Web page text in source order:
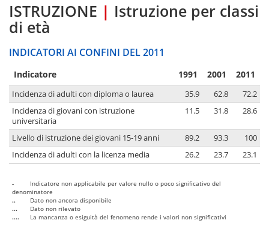
ISTRUZIONE | Istruzione per classi
di età
INDICATORI AI CONFINI DEL 2011
Indicatore 1991 2001 2011
Incidenza di adulti con diploma o laurea 35.9 62.8
72.2
Incidenza di giovani con istruzione
universitaria
11.5 31.8 28.6
Livello di istruzione dei giovani 15-19 anni 89.2 93.3
100
Incidenza di adulti con la licenza media
26.2 23.7 23.1
-
Indicatore non applicabile per valore nullo o poco significativo del
denominatore
..
Dato non ancora disponibile
...
Dato non rilevato
....
La mancanza o esiguità del fenomeno rende i valori non significativi